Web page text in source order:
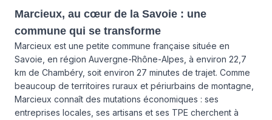
Marcieux, au cœur de la Savoie : une
commune qui se transforme
Marcieux est une petite commune française située en
Savoie, en région Auvergne-Rhône-Alpes, à environ 22,7
km de Chambéry, soit environ 27 minutes de trajet. Comme
beaucoup de territoires ruraux et périurbains de montagne,
Marcieux connaît des mutations économiques : ses
entreprises locales, ses artisans et ses TPE cherchent à